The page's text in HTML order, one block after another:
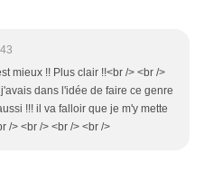
mieux !! Plus clair !!<br /> <br />
dans l'idée de faire ce genre
!!! il va falloir que je m'y mette
/> <br /> <br /> <br />